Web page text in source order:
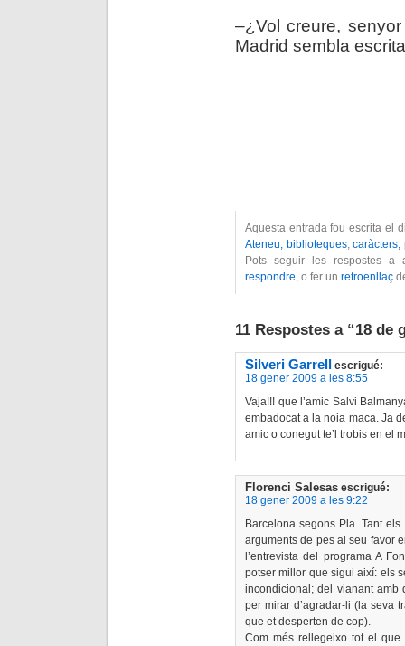
–¿Vol creure,
Madrid sembla
Aquesta entrada fou escrita el
Ateneu, biblioteques, caràcters,
Pots seguir les respostes
respondre, o fer un retroenllaç
11 Respostes a “18 de
Silveri Garrell
escrigué:
18 gener 2009 a les 8:55
Vaja!!! que l’amic Salvi
embadocat a la noia maca. Ja
amic o conegut te’l trobis en el
Florenci Salesas escrigué:
18 gener 2009 a les 9:22
Barcelona segons Pla. Tant
arguments de pes al seu favor
l’entrevista del programa A
potser millor que sigui així: els
incondicional; del vianant amb
per mirar d’agradar-li (la seva
que et desperten de cop).
Com més rellegeixo tot el